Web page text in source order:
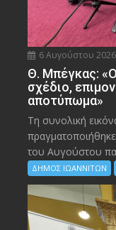
6 Αυγούστου 2026
Θ. Μπέγκας:
σχέδιο,
αποτύπωμα»
Τη συνολική
πραγματοποιήθηκε
του Αυγούστου
ΔΗΜΟΣ ΙΩΑΝΝΙΤΩΝ